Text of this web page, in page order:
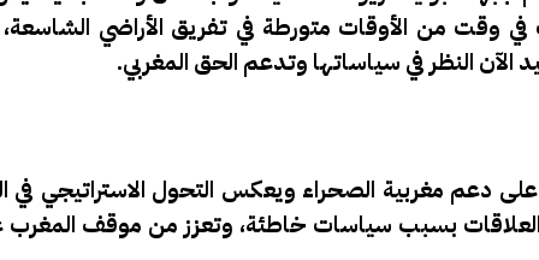
وقت من الأوقات متورطة في تفريق الأراضي
الآن النظر في سياساتها وتدعم الحق المغربي.
دعم مغربية الصحراء ويعكس التحول الاستراتيجي في
العلاقات بسبب سياسات خاطئة، وتعزز من موقف